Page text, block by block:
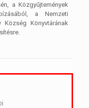
a Közgyűjtemények
a Nemzeti
Könyvtárának